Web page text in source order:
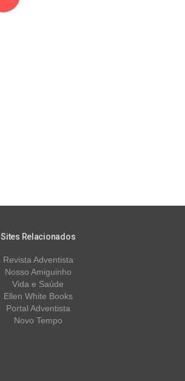
Sites Relacionados
Revista Adventista
Nosso Amiguinho
Vida e Saúde
Ellen White Books
Portal Adventista
Novo Tempo